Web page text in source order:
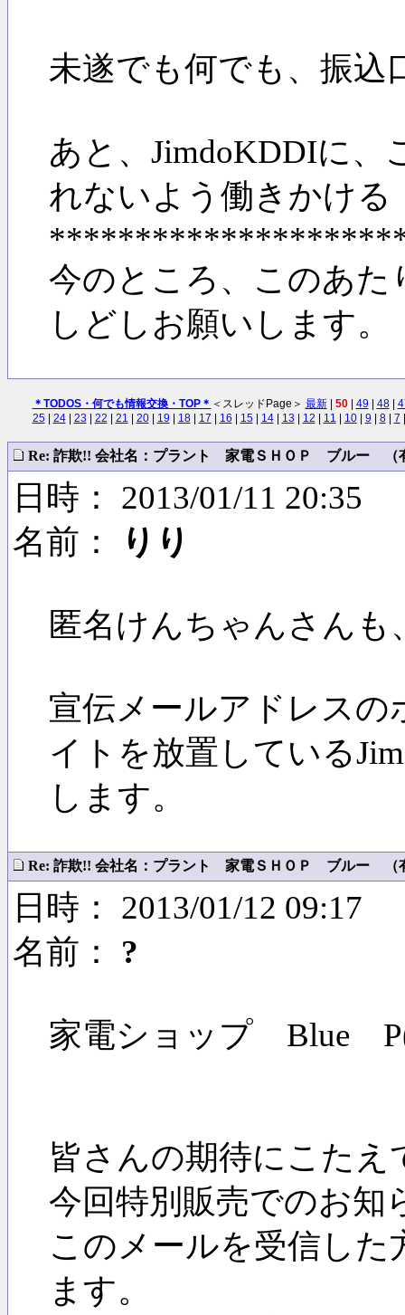
未遂でも何でも、振込
あと、JimdoKDDIに
れないよう働きかける
今のところ、このあ
しどしお願いします。
＊TODOS・何でも情報交換・TOP＊ ＜スレッドPage＞ 最新| 50| 49 48|
25| 24| 23 22 21 20| 19 18| 17 16 15| 14| 13 12 11 10| 9 8| 7
Re: 詐欺!! 会社名：プラント 家電ＳＨＯＰ ブルー （
日時： 2013/01/11 20:35
名前：
りり
匿名けんちゃんさん
宣伝メールアドレスの
イトを放置している
します。
Re: 詐欺!! 会社名：プラント 家電ＳＨＯＰ ブルー （
日時： 2013/01/12 09:17
名前： ?
家電ショップ Blue
皆さんの期待にこた
今回特別販売でのお知
このメールを受信し
ます。